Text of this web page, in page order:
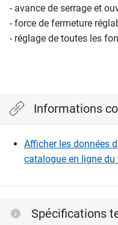
- avance de serrage et
- force de fermeture
- réglage de toutes les
Informations
Afficher les données
catalogue en ligne
Spécifications